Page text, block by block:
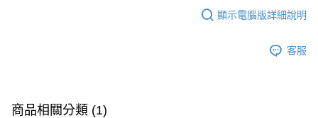
顯示電腦版詳細說明
客服
商品相關分類 (1)